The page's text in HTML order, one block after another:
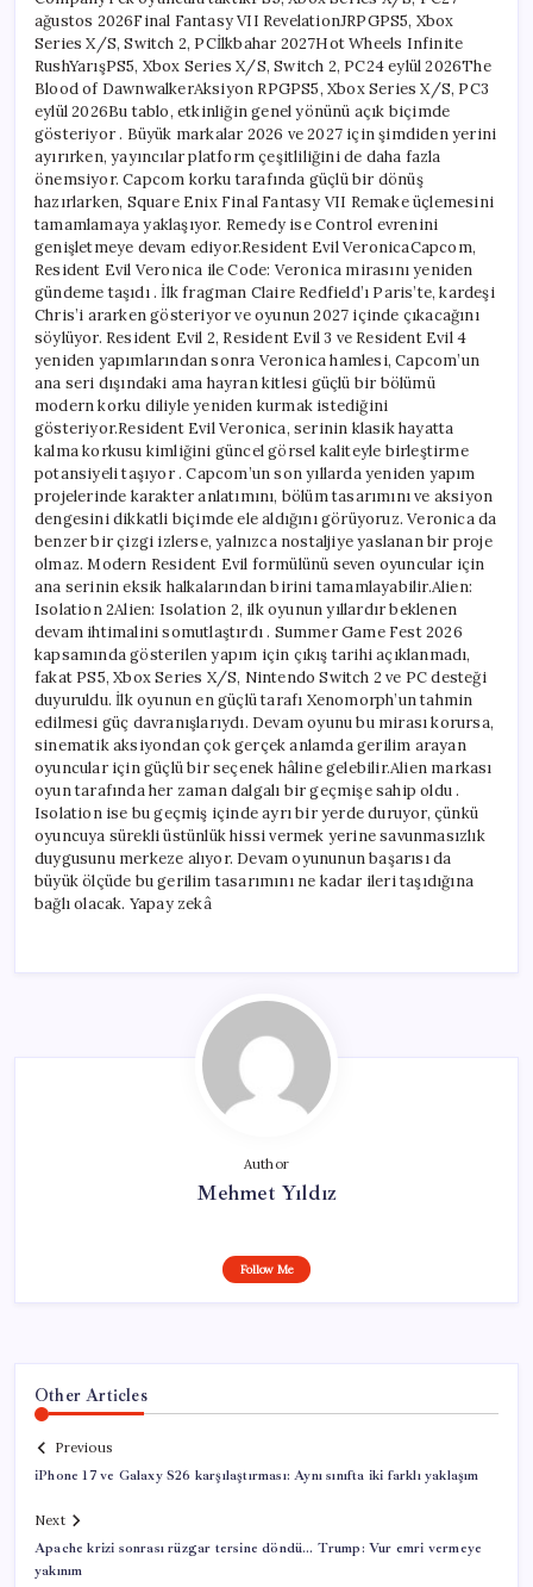
ağustos 2026Final Fantasy VII RevelationJRPGPS5, Xbox
Series X/S, Switch 2, PCİlkbahar 2027Hot Wheels Infinite
RushYarışPS5, Xbox Series X/S, Switch 2, PC24 eylül 2026The
Blood of DawnwalkerAksiyon RPGPS5, Xbox Series X/S, PC3
eylül 2026Bu tablo, etkinliğin genel yönünü açık biçimde
gösteriyor . Büyük markalar 2026 ve 2027 için şimdiden yerini
ayırırken, yayıncılar platform çeşitliliğini de daha fazla
önemsiyor. Capcom korku tarafında güçlü bir dönüş
hazırlarken, Square Enix Final Fantasy VII Remake üçlemesini
tamamlamaya yaklaşıyor. Remedy ise Control evrenini
genişletmeye devam ediyor.Resident Evil VeronicaCapcom,
Resident Evil Veronica ile Code: Veronica mirasını yeniden
gündeme taşıdı . İlk fragman Claire Redfield’ı Paris’te, kardeşi
Chris’i ararken gösteriyor ve oyunun 2027 içinde çıkacağını
söylüyor. Resident Evil 2, Resident Evil 3 ve Resident Evil 4
yeniden yapımlarından sonra Veronica hamlesi, Capcom’un
ana seri dışındaki ama hayran kitlesi güçlü bir bölümü
modern korku diliyle yeniden kurmak istediğini
gösteriyor.Resident Evil Veronica, serinin klasik hayatta
kalma korkusu kimliğini güncel görsel kaliteyle birleştirme
potansiyeli taşıyor . Capcom’un son yıllarda yeniden yapım
projelerinde karakter anlatımını, bölüm tasarımını ve aksiyon
dengesini dikkatli biçimde ele aldığını görüyoruz. Veronica da
benzer bir çizgi izlerse, yalnızca nostaljiye yaslanan bir proje
olmaz. Modern Resident Evil formülünü seven oyuncular için
ana serinin eksik halkalarından birini tamamlayabilir.Alien:
Isolation 2Alien: Isolation 2, ilk oyunun yıllardır beklenen
devam ihtimalini somutlaştırdı . Summer Game Fest 2026
kapsamında gösterilen yapım için çıkış tarihi açıklanmadı,
fakat PS5, Xbox Series X/S, Nintendo Switch 2 ve PC desteği
duyuruldu. İlk oyunun en güçlü tarafı Xenomorph’un tahmin
edilmesi güç davranışlarıydı. Devam oyunu bu mirası korursa,
sinematik aksiyondan çok gerçek anlamda gerilim arayan
oyuncular için güçlü bir seçenek hâline gelebilir.Alien markası
oyun tarafında her zaman dalgalı bir geçmişe sahip oldu .
Isolation ise bu geçmiş içinde ayrı bir yerde duruyor, çünkü
oyuncuya sürekli üstünlük hissi vermek yerine savunmasızlık
duygusunu merkeze alıyor. Devam oyununun başarısı da
büyük ölçüde bu gerilim tasarımını ne kadar ileri taşıdığına
bağlı olacak. Yapay zekâ
Author
Mehmet Yıldız
Follow Me
Other Articles
Previous
iPhone 17 ve Galaxy S26 karşılaştırması: Aynı sınıfta iki farklı yaklaşım
Next
Apache krizi sonrası rüzgar tersine döndü… Trump: Vur emri vermeye
yakınım